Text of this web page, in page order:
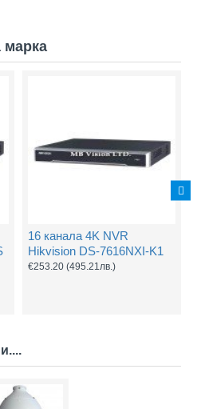
марка
16 канала 4K NVR
Hikvision DS-7616NXI-K1
€253.20 (495.21лв.)